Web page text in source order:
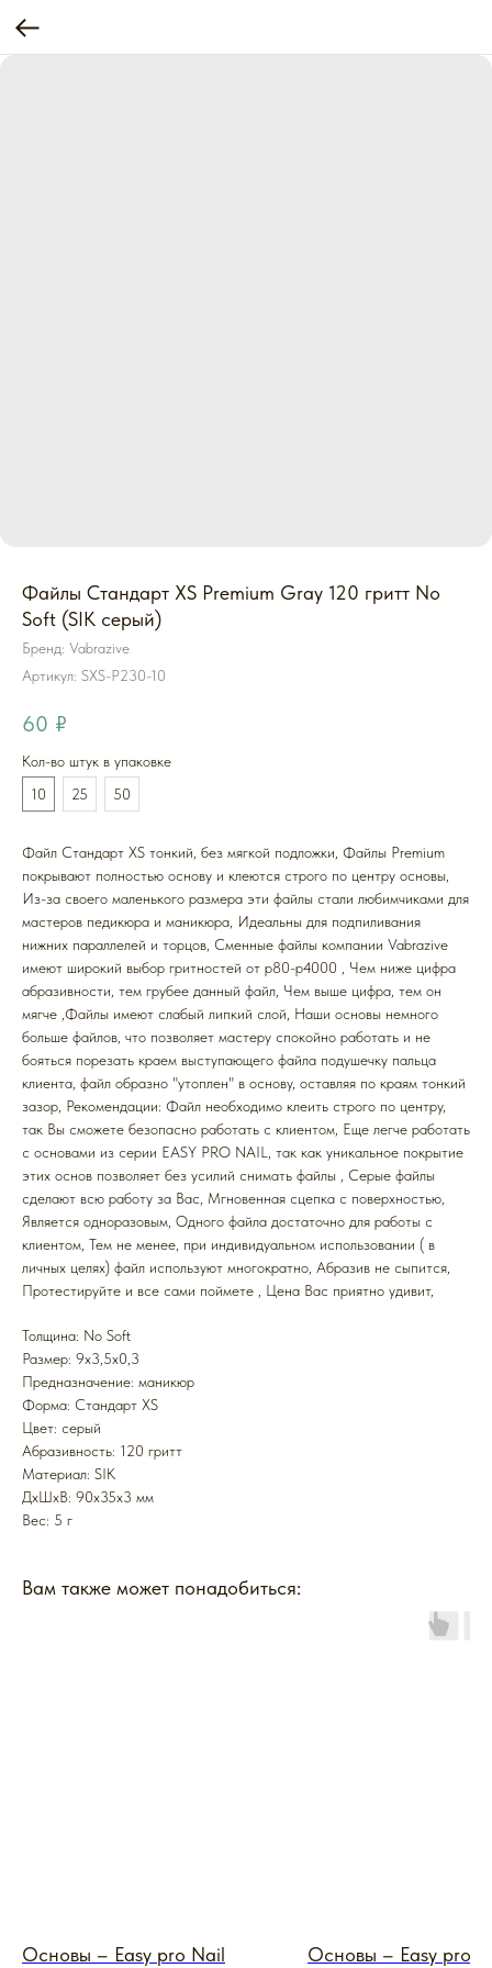
Файлы Стандарт XS Premium Gray 120 гритт No
Soft (SIK серый)
Бренд: Vabrazive
Артикул: SXS-P230-10
60 ₽
Кол-во штук в упаковке
10
25 50
Файл Стандарт XS тонкий, без мягкой подложки, Файлы Premium
покрывают полностью основу и клеются строго по центру основы,
Из-за своего маленького размера эти файлы стали любимчиками для
мастеров педикюра и маникюра, Идеальны для подпиливания
нижних параллелей и торцов, Cменные файлы компании Vabrazive
имеют широкий выбор гритностей от р80-р4000 , Чем ниже цифра
абразивности, тем грубее данный файл, Чем выше цифра, тем он
мягче ,Файлы имеют слабый липкий слой, Наши основы немного
больше файлов, что позволяет мастеру спокойно работать и не
бояться порезать краем выступающего файла подушечку пальца
клиента, файл образно "утоплен" в основу, оставляя по краям тонкий
зазор, Рекомендации: Файл необходимо клеить строго по центру,
так Вы сможете безопасно работать с клиентом, Еще легче работать
с основами из серии EASY PRO NAIL, так как уникальное покрытие
этих основ позволяет без усилий снимать файлы , Серые файлы
сделают всю работу за Вас, Мгновенная сцепка с поверхностью,
Является одноразовым, Одного файла достаточно для работы с
клиентом, Тем не менее, при индивидуальном использовании ( в
личных целях) файл используют многократно, Абразив не сыпится,
Протестируйте и все сами поймете , Цена Вас приятно удивит,
Толщина: No Soft
Размер: 9x3,5x0,3
Предназначение: маникюр
Форма: Стандарт XS
Цвет: серый
Абразивность: 120 гритт
Mатериал: SIK
ДxШxВ: 90x35x3 мм
Вес: 5 г
Вам также может понадобиться:
Основы – Easy pro Nail Основы – Easy pro